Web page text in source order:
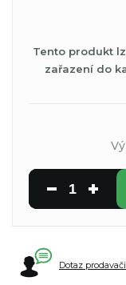
Tento produkt
zařazení do
Dotaz prodavači